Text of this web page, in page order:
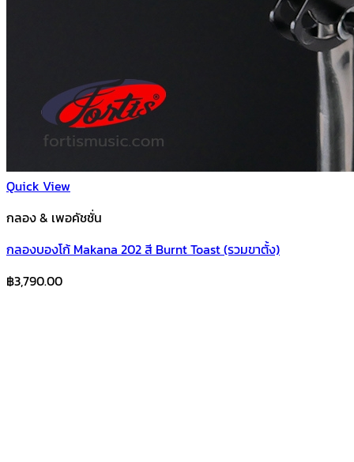
Quick View
กลอง & เพอคัชชั่น
กลองบองโก้ Makana 202 สี Burnt Toast (รวมขาตั้ง)
฿3,790.00